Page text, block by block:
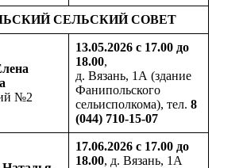
СЕЛЬСКИЙ СОВЕТ
№2
13.05.2026 с 17.00 до
18.00,
д. Вязань, 1А (здание
Фанипольского
сельисполкома), тел. 8
(044) 710-15-07
17.06.2026 с 17.00 до
18.00, д. Вязань, 1А